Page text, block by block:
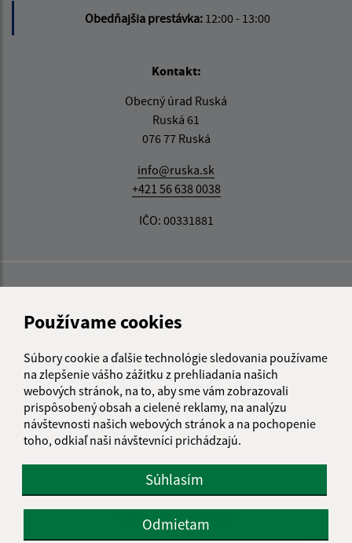
Používame cookies
Súbory cookie a ďalšie technológie sledovania používame
na zlepšenie vášho zážitku z prehliadania našich
webových stránok, na to, aby sme vám zobrazovali
prispôsobený obsah a cielené reklamy, na analýzu
návštevnosti našich webových stránok a na pochopenie
toho, odkiaľ naši návštevníci prichádzajú.
Súhlasím
Odmietam
Obedňajšia prestávka: 12:00 - 13:00
Kontakt:
Obecný úrad Ruská
Ruská 61
076 77 Ruská
info@ruska.sk
+421 56 638 0038
IČO: 00331881
Informácie o stránke: